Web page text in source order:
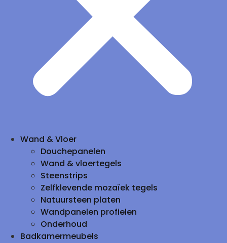
Wand & Vloer
Douchepanelen
Wand & vloertegels
Steenstrips
Zelfklevende mozaïek tegels
Natuursteen platen
Wandpanelen profielen
Onderhoud
Badkamermeubels